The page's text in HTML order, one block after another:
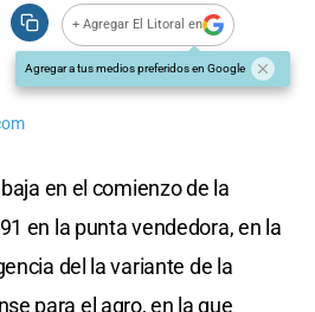
+ Agregar El Litoral en
Agregar a tus medios preferidos en Google
en el comienzo de la
en la punta vendedora, en la
del la variante de la
para el agro, en la que